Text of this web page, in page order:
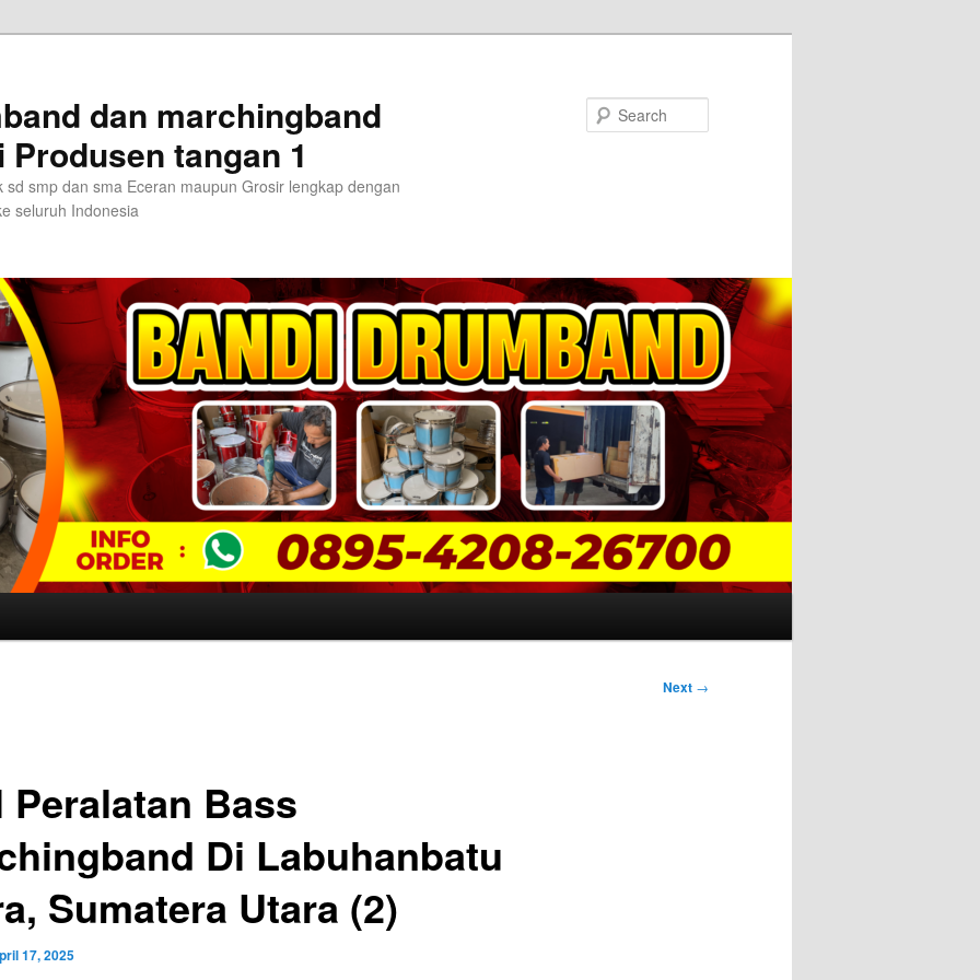
dan marchingband
tangan 1
smp dan sma Eceran maupun Grosir lengkap dengan
seluruh Indonesia
Next →
Peralatan Bass
Di Labuhanbatu
Sumatera Utara (2)
17, 2025